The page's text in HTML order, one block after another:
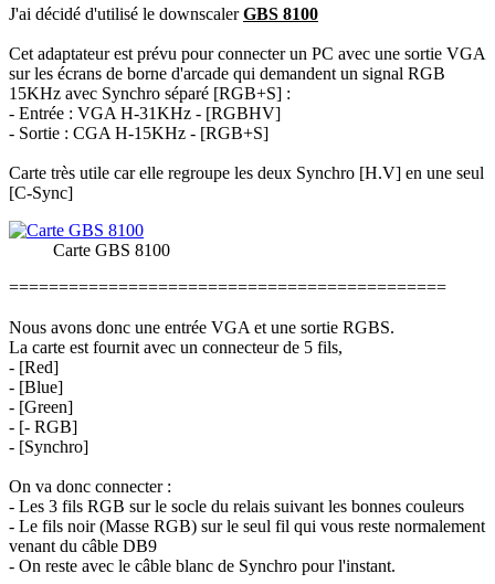
J'ai décidé d'utilisé le downscalerGBS 8100
Cet adaptateur est prévu pour connecter un PC avec une sortie VGA
sur les écrans de borne d'arcade qui demandent un signal RGB
15KHz avec Synchro séparé [RGB+S] :
- Entrée : VGA H-31KHz - [RGBHV]
- Sortie : CGA H-15KHz - [RGB+S]
Carte très utile car elle regroupe les deux Synchro [H.V] en une seul
[C-Sync]
Carte GBS 8100
============================================
Nous avons donc une entrée VGA et une sortie RGBS.
La carte est fournit avec un connecteur de 5 fils,
- [Red]
- [Blue]
- [Green]
- [- RGB]
- [Synchro]
On va donc connecter :
- Les 3 fils RGB sur le socle du relais suivant les bonnes couleurs
- Le fils noir (Masse RGB) sur le seul fil qui vous reste normalement
venant du câble DB9
- On reste avec le câble blanc de Synchro pour l'instant.